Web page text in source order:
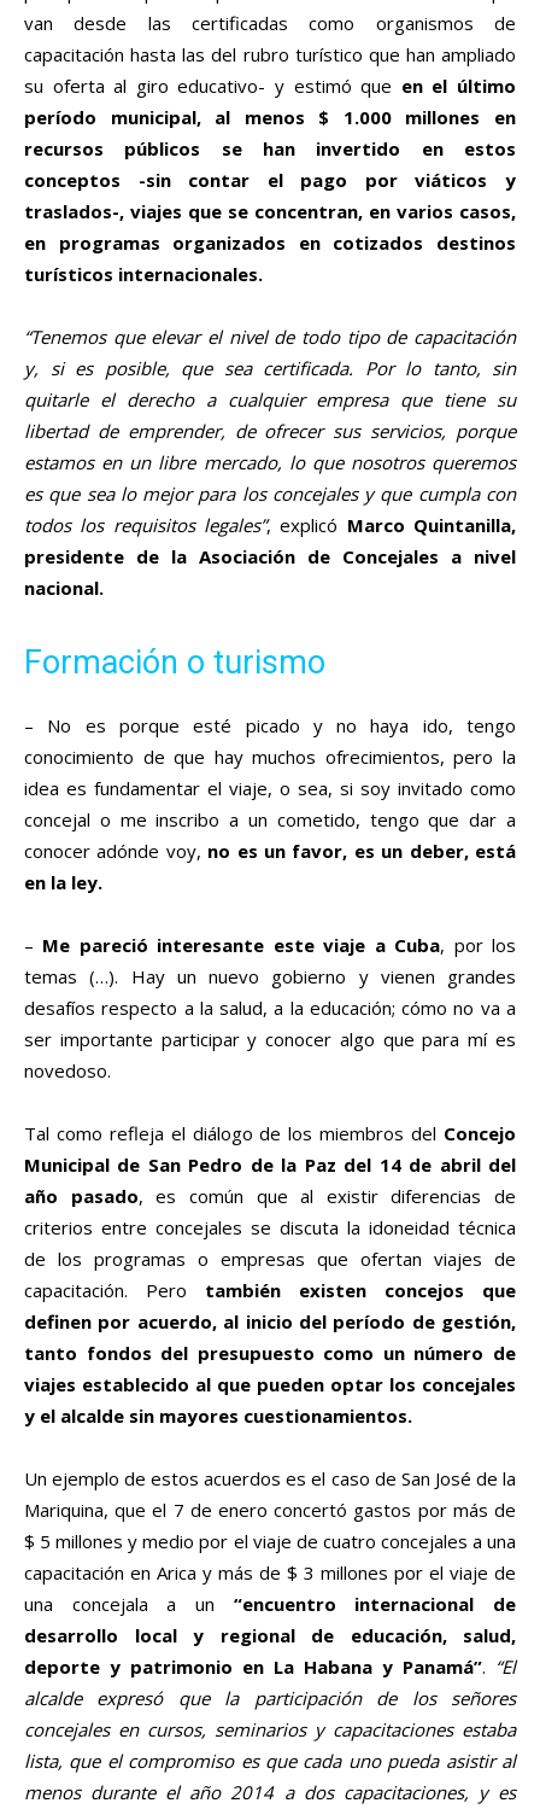
van desde las certificadas como organismos de
capacitación hasta las del rubro turístico que han ampliado
su oferta al giro educativo- y estimó que en el último
período municipal, al menos $ 1.000 millones en
recursos públicos se han invertido en estos
conceptos -sin contar el pago por viáticos y
traslados-, viajes que se concentran, en varios casos,
en programas organizados en cotizados destinos
turísticos internacionales.
“Tenemos que elevar el nivel de todo tipo de capacitación
y, si es posible, que sea certificada. Por lo tanto, sin
quitarle el derecho a cualquier empresa que tiene su
libertad de emprender, de ofrecer sus servicios, porque
estamos en un libre mercado, lo que nosotros queremos
es que sea lo mejor para los concejales y que cumpla con
todos los requisitos legales”, explicó Marco Quintanilla,
presidente de la Asociación de Concejales a nivel
nacional.
Formación o turismo
– No es porque esté picado y no haya ido, tengo
conocimiento de que hay muchos ofrecimientos, pero la
idea es fundamentar el viaje, o sea, si soy invitado como
concejal o me inscribo a un cometido, tengo que dar a
conocer adónde voy, no es un favor, es un deber, está
en la ley.
– Me pareció interesante este viaje a Cuba, por los
temas (…). Hay un nuevo gobierno y vienen grandes
desafíos respecto a la salud, a la educación; cómo no va a
ser importante participar y conocer algo que para mí es
novedoso.
Tal como refleja el diálogo de los miembros del Concejo
Municipal de San Pedro de la Paz del 14 de abril del
año pasado, es común que al existir diferencias de
criterios entre concejales se discuta la idoneidad técnica
de los programas o empresas que ofertan viajes de
capacitación. Pero también existen concejos que
definen por acuerdo, al inicio del período de gestión,
tanto fondos del presupuesto como un número de
viajes establecido al que pueden optar los concejales
y el alcalde sin mayores cuestionamientos.
Un ejemplo de estos acuerdos es el caso de San José de la
Mariquina, que el 7 de enero concertó gastos por más de
$ 5 millones y medio por el viaje de cuatro concejales a una
capacitación en Arica y más de $ 3 millones por el viaje de
una concejala a un “encuentro internacional de
desarrollo local y regional de educación, salud,
deporte y patrimonio en La Habana y Panamá”. “El
alcalde expresó que la participación de los señores
concejales en cursos, seminarios y capacitaciones estaba
lista, que el compromiso es que cada uno pueda asistir al
menos durante el año 2014 a dos capacitaciones, y es